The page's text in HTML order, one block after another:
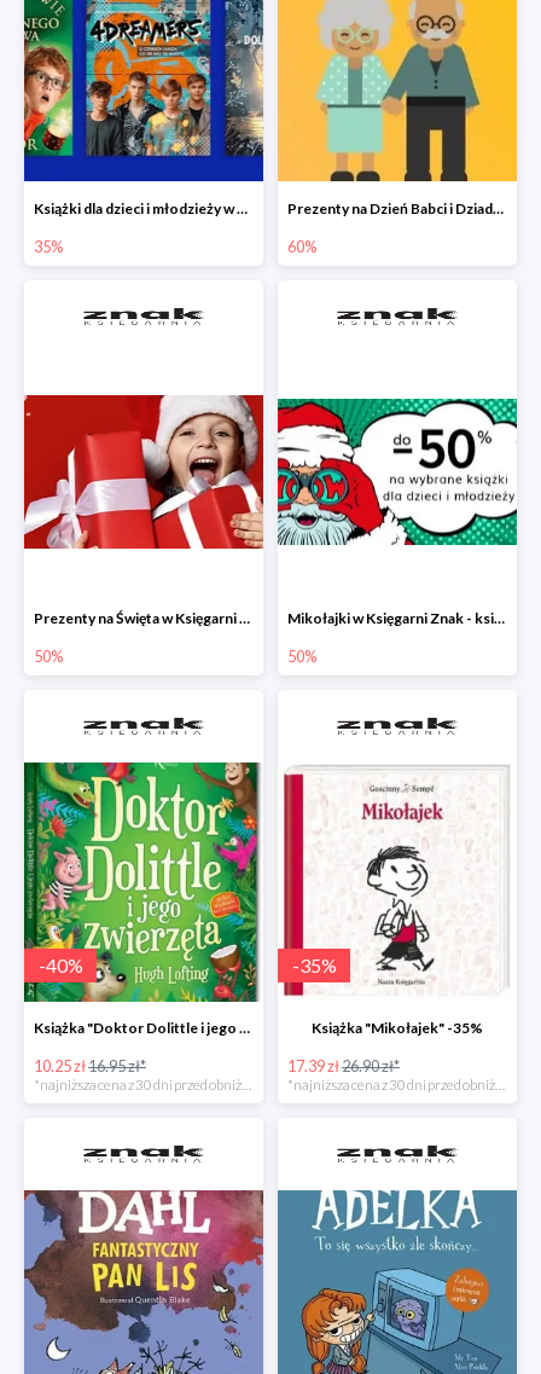
Książki dla dzieci i młodzieży w Księgarni Znak do -35%
35%
Prezenty na Dzień Babci i Dziadka w Księgarni Znak do -60%
60%
Prezenty na Święta w Księgarni Znak -50%
50%
Mikołajki w Księgarni Znak - książki dla dzieci i młodzieży do -50%
50%
-40%
Książka "Doktor Dolittle i jego zwierzęta" -40%
10.25 zł16.95 zł*
*najniższa cena z 30 dni przed obniżką
-35%
Książka "Mikołajek" -35%
17.39 zł26.90 zł*
*najniższa cena z 30 dni przed obniżką